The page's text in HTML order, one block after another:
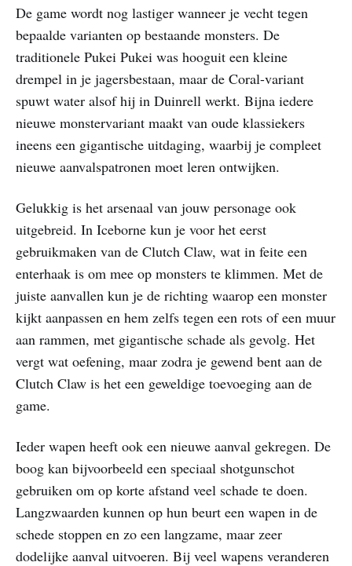
De game wordt nog lastiger wanneer je vecht tegen
bepaalde varianten op bestaande monsters. De
traditionele Pukei Pukei was hooguit een kleine
drempel in je jagersbestaan, maar de Coral-variant
spuwt water alsof hij in Duinrell werkt. Bijna iedere
nieuwe monstervariant maakt van oude klassiekers
ineens een gigantische uitdaging, waarbij je compleet
nieuwe aanvalspatronen moet leren ontwijken.
Gelukkig is het arsenaal van jouw personage ook
uitgebreid. In Iceborne kun je voor het eerst
gebruikmaken van de Clutch Claw, wat in feite een
enterhaak is om mee op monsters te klimmen. Met de
juiste aanvallen kun je de richting waarop een monster
kijkt aanpassen en hem zelfs tegen een rots of een muur
aan rammen, met gigantische schade als gevolg. Het
vergt wat oefening, maar zodra je gewend bent aan de
Clutch Claw is het een geweldige toevoeging aan de
game.
Ieder wapen heeft ook een nieuwe aanval gekregen. De
boog kan bijvoorbeeld een speciaal shotgunschot
gebruiken om op korte afstand veel schade te doen.
Langzwaarden kunnen op hun beurt een wapen in de
schede stoppen en zo een langzame, maar zeer
dodelijke aanval uitvoeren. Bij veel wapens veranderen